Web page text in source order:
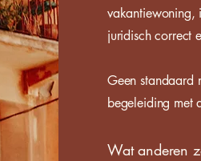
vakantiewoning,
juridisch correct
Geen standaard
begeleiding met
Wat anderen